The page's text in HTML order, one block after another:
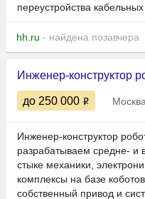
переустройства
hh.ru - найдена позавчера
Инженер-конструктор
до 250 000
Инженер-конструктор
разрабатываем средне- и
стыке механики,
комплексы на базе
собственный привод и